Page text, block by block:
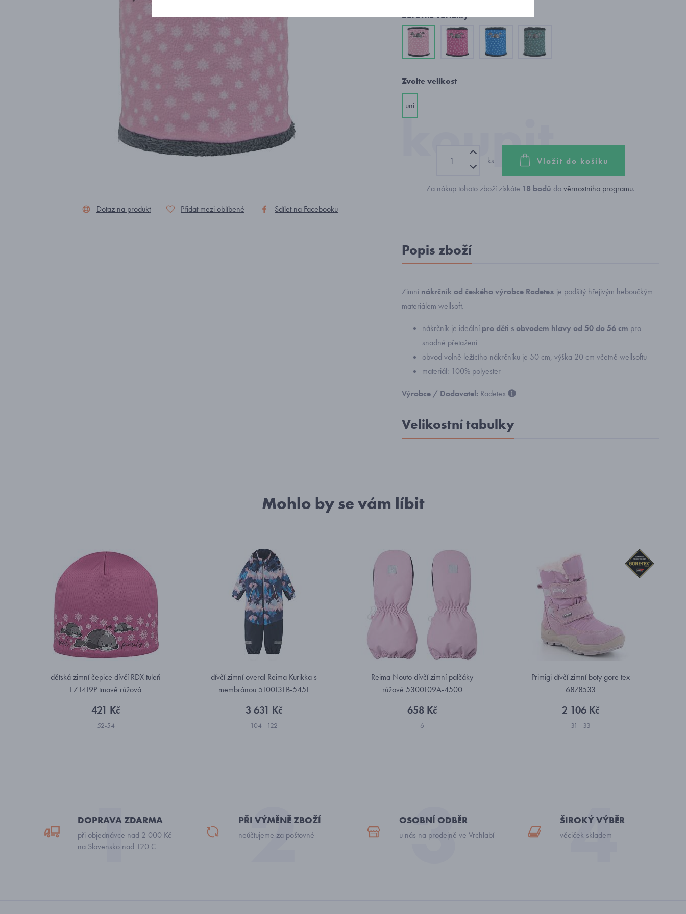
Dotaz na produkt Přidat mezi oblíbené Sdílet na Facebooku
Barevné varianty
Zvolte velikost
uni
ks Vložit do košíku
Za nákup tohoto zboží získáte 18 bodů dověrnostního programu.
Popis zboží
Zimní nákrčník od českého výrobce Radetex je podšitý hřejivým heboučkým
materiálem wellsoft.
nákrčník je ideální pro děti s obvodem hlavy od 50 do 56 cm pro
snadné přetažení
obvod volně ležícího nákrčníku je 50 cm, výška 20 cm včetně wellsoftu
materiál: 100% polyester
Výrobce / Dodavatel: Radetex
Velikostní tabulky
Mohlo by se vám líbit
dětská zimní čepice dívčí RDX tuleň
FZ1419P tmavě růžová
421 Kč
52-54
dívčí zimní overal Reima Kurikka s
membránou 5100131B-5451
3 631 Kč
104 122
Reima Nouto dívčí zimní palčáky
růžové 5300109A-4500
658 Kč
6
Primigi dívčí zimní boty gore tex
6878533
2 106 Kč
31 33
DOPRAVA ZDARMA
při objednávce nad 2 000 Kč
na Slovensko nad 120 €
PŘI VÝMĚNĚ ZBOŽÍ
neúčtujeme za poštovné
OSOBNÍ ODBĚR
u nás na prodejně ve Vrchlabí
ŠIROKÝ VÝBĚR
věciček skladem